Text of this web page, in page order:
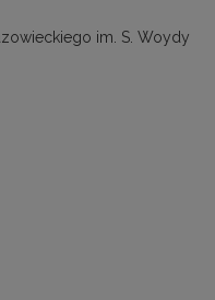
im. S. Woydy